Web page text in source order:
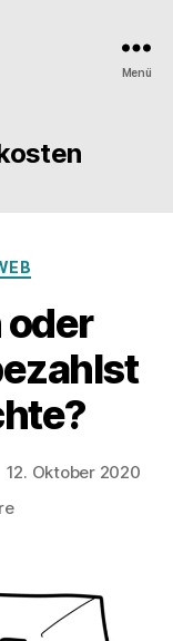
Menü
12. Oktober 2020
zu
Was
bezahlst